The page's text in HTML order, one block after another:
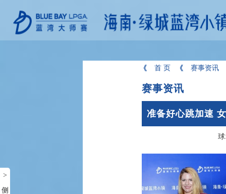
首 页 赛事资讯
赛事资讯
准备好心跳加速
>
侧